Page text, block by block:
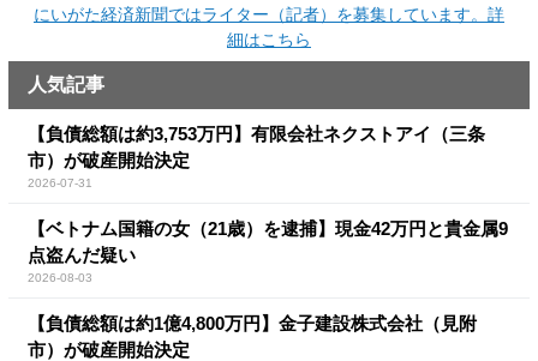
にいがた経済新聞ではライター（記者）を募集しています。詳
細はこちら
人気記事
【負債総額は約3,753万円】有限会社ネクストアイ（三条
市）が破産開始決定
2026-07-31
【ベトナム国籍の女（21歳）を逮捕】現金42万円と貴金属9
点盗んだ疑い
2026-08-03
【負債総額は約1億4,800万円】金子建設株式会社（見附
市）が破産開始決定